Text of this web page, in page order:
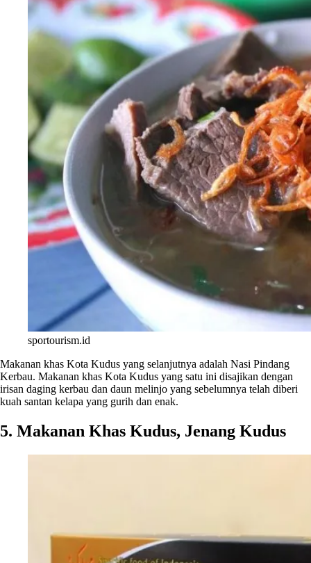
sportourism.id
Makanan khas Kota Kudus yang selanjutnya adalah Nasi Pindang
Kerbau. Makanan khas Kota Kudus yang satu ini disajikan dengan
irisan daging kerbau dan daun melinjo yang sebelumnya telah diberi
kuah santan kelapa yang gurih dan enak.
5. Makanan Khas Kudus, Jenang Kudus